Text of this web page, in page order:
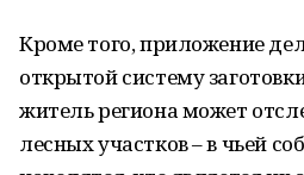
Кроме того, приложение
открытой систему
житель региона может
лесных участков – в чьей